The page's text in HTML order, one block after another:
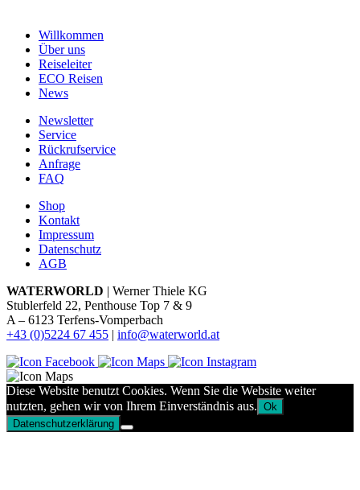
Willkommen
Über uns
Reiseleiter
ECO Reisen
News
Newsletter
Service
Rückrufservice
Anfrage
FAQ
Shop
Kontakt
Impressum
Datenschutz
AGB
WATERWORLD | Werner Thiele KG
Stublerfeld 22, Penthouse Top 7 & 9
A – 6123 Terfens-Vomperbach
+43 (0)5224 67 455 | info@waterworld.at
Diese Website benutzt Cookies. Wenn Sie die Website weiter
nutzten, gehen wir von Ihrem Einverständnis aus. Ok
Datenschutzerklärung